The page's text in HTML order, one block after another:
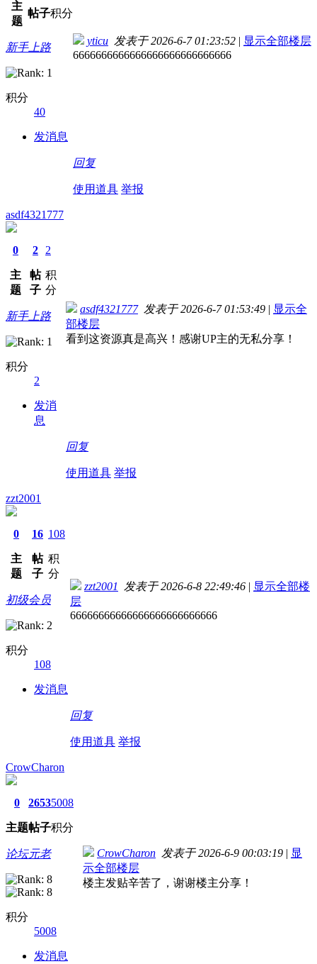
主
题
帖子积分
新手上路
积分
40
发消息
yticu 发表于 2026-6-7 01:23:52 | 显示全部楼层
6666666666666666666666666666
回复
使用道具 举报
asdf4321777
0
主
题
2
帖
子
2
积
分
新手上路
积分
2
发消
息
asdf4321777发表于 2026-6-7 01:53:49 | 显示全
部楼层
看到这资源真是高兴！感谢UP主的无私分享！
回复
使用道具 举报
zzt2001
0
主
题
16
帖
子
108
积
分
初级会员
积分
108
发消息
zzt2001 发表于 2026-6-8 22:49:46 | 显示全部楼
层
66666666666666666666666666
回复
使用道具 举报
CrowCharon
0
主题
2653
帖子
5008
积分
论坛元老
积分
5008
发消息
CrowCharon 发表于 2026-6-9 00:03:19 | 显
示全部楼层
楼主发贴辛苦了，谢谢楼主分享！